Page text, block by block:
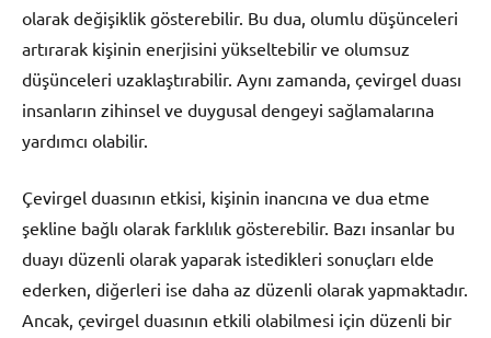
olarak değişiklik gösterebilir. Bu dua, olumlu düşünceleri
artırarak kişinin enerjisini yükseltebilir ve olumsuz
düşünceleri uzaklaştırabilir. Aynı zamanda, çevirgel duası
insanların zihinsel ve duygusal dengeyi sağlamalarına
yardımcı olabilir.
Çevirgel duasının etkisi, kişinin inancına ve dua etme
şekline bağlı olarak farklılık gösterebilir. Bazı insanlar bu
duayı düzenli olarak yaparak istedikleri sonuçları elde
ederken, diğerleri ise daha az düzenli olarak yapmaktadır.
Ancak, çevirgel duasının etkili olabilmesi için düzenli bir